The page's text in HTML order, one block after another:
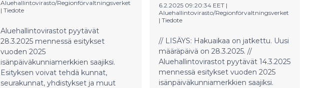
Aluehallintovirasto/Regionförvaltningsverket
| Tiedote
Aluehallintovirastot pyytävät
28.3.2025 mennessä esitykset
vuoden 2025
isänpäiväkunniamerkkien saajiksi.
Esityksen voivat tehdä kunnat,
seurakunnat, yhdistykset ja muut
6.2.2025 09:20:34 EET |
Aluehallintovirasto/Regionförvaltningsverket
| Tiedote
// LISÄYS: Hakuaikaa on jatkettu. Uusi
määräpäivä on 28.3.2025. //
Aluehallintovirastot pyytävät 14.3.2025
mennessä esitykset vuoden 2025
isänpäiväkunniamerkkien saajiksi.